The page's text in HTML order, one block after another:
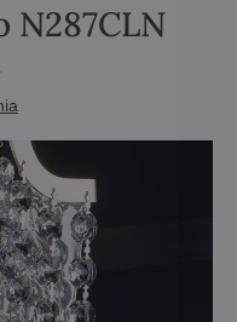
N287CLN